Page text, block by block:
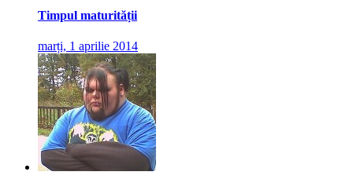
Timpul maturității
marți, 1 aprilie 2014